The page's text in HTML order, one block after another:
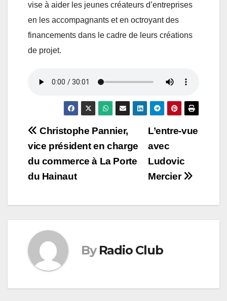
vise à aider les jeunes créateurs d’entreprises
en les accompagnants et en octroyant des
financements dans le cadre de leurs créations
de projet.
Navigation
de
l’article
L’entre-vue
avec
Ludovic
Mercier
Christophe Pannier,
vice président en charge
du commerce à La Porte
du Hainaut
By Radio Club